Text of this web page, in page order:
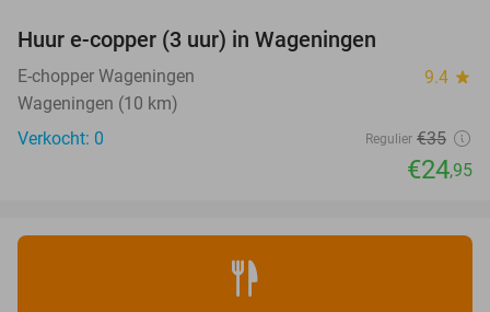
TODAY
Huur e-copper (3 uur) in Wageningen
E-chopper Wageningen 9.4 star
Wageningen (10 km)
Verkocht: 0
Regulier €35
€24,95